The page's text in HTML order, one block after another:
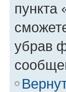
пункта
убрав